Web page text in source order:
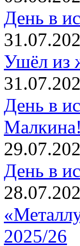
День в
Ушёл из
День в
Малкина!
День в
2025/26